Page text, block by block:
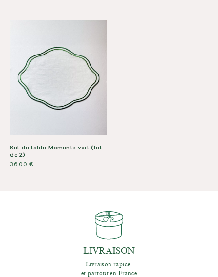
Set de table Moments vert (lot
de 2)
36,00€
LIVRAISON
Livraison rapide
et partout en France